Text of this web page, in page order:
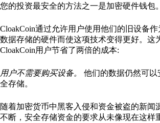
您的投资最安全的方法之一是加密硬件钱包。
CloakCoin通过允许用户使用他们的旧设备作
数据存储的硬件而使这项技术变得更好。这
CloakCoin用户节省了两倍的成本:
用户不需要购买设备。 他们的数据仍然可以
全存储。
随着加密货币中黑客入侵和资金被盗的新闻
不断，安全存储资金的要求从未像现在这样